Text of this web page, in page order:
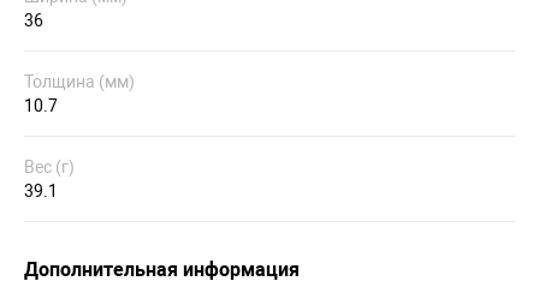
36
Толщина (мм)
10.7
Вес (г)
39.1
Дополнительная информация